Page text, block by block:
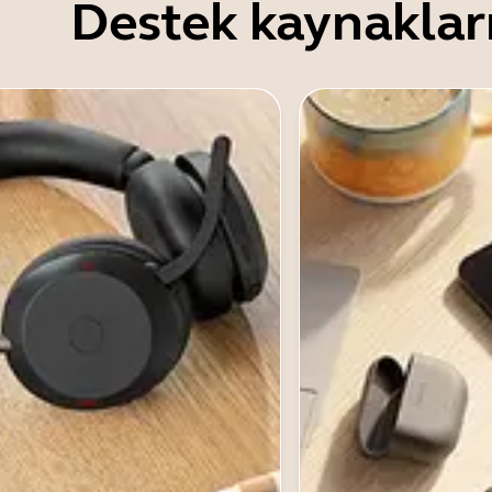
Destek